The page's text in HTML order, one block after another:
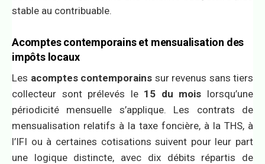
stable au contribuable.
Acomptes contemporains et mensualisation des
impôts locaux
Les acomptes contemporains sur revenus sans tiers
collecteur sont prélevés le 15 du mois lorsqu’une
périodicité mensuelle s’applique. Les contrats de
mensualisation relatifs à la taxe foncière, à la THS, à
l’IFI ou à certaines cotisations suivent pour leur part
une logique distincte, avec dix débits répartis de